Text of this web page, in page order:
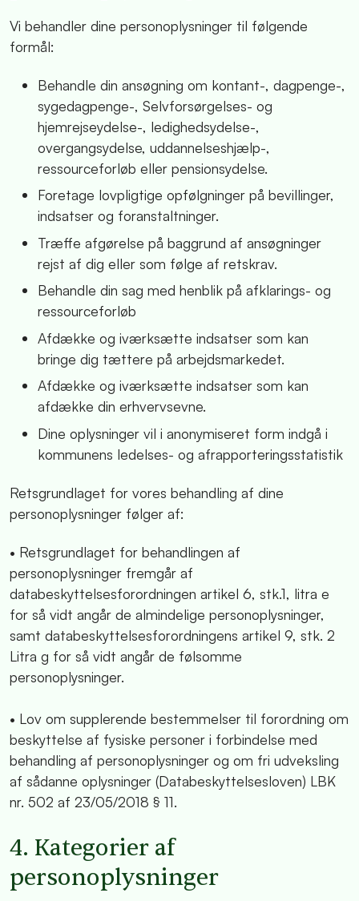
Vi behandler dine personoplysninger til følgende
formål:
Behandle din ansøgning om kontant-, dagpenge-,
sygedagpenge-, Selvforsørgelses- og
hjemrejseydelse-, ledighedsydelse-,
overgangsydelse, uddannelseshjælp-,
ressourceforløb eller pensionsydelse.
Foretage lovpligtige opfølgninger på bevillinger,
indsatser og foranstaltninger.
Træffe afgørelse på baggrund af ansøgninger
rejst af dig eller som følge af retskrav.
Behandle din sag med henblik på afklarings- og
ressourceforløb
Afdække og iværksætte indsatser som kan
bringe dig tættere på arbejdsmarkedet.
Afdække og iværksætte indsatser som kan
afdække din erhvervsevne.
Dine oplysninger vil i anonymiseret form indgå i
kommunens ledelses- og afrapporteringsstatistik
Retsgrundlaget for vores behandling af dine
personoplysninger følger af:
• Retsgrundlaget for behandlingen af
personoplysninger fremgår af
databeskyttelsesforordningen artikel 6, stk.1, litra e
for så vidt angår de almindelige personoplysninger,
samt databeskyttelsesforordningens artikel 9, stk. 2
Litra g for så vidt angår de følsomme
personoplysninger.
• Lov om supplerende bestemmelser til forordning om
beskyttelse af fysiske personer i forbindelse med
behandling af personoplysninger og om fri udveksling
af sådanne oplysninger (Databeskyttelsesloven) LBK
nr. 502 af 23/05/2018 § 11.
4. Kategorier af
personoplysninger